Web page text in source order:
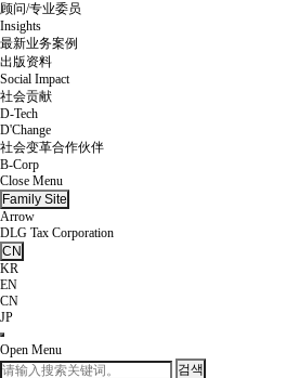
顾问/专业委员
Insights
最新业务案例
出版资料
Social Impact
社会贡献
D-Tech
D'Change
社会变革合作伙伴
B-Corp
Close Menu
Family Site
Arrow
DLG Tax Corporation
CN
KR
EN
CN
JP
Open Menu
검색